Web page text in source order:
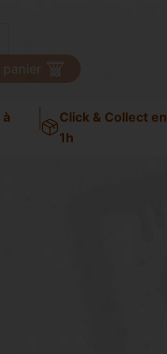
Click & Collect en
1h